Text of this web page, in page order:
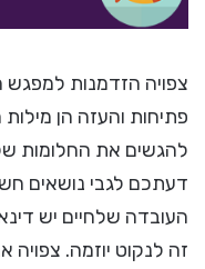
צפויה הזדמנות למפגש
פתיחות והעזה הן
להגשים את החלומות
דעתכם לגבי נושאים
העובדה שלחיים יש
זה לנקוט יוזמה. צפויה